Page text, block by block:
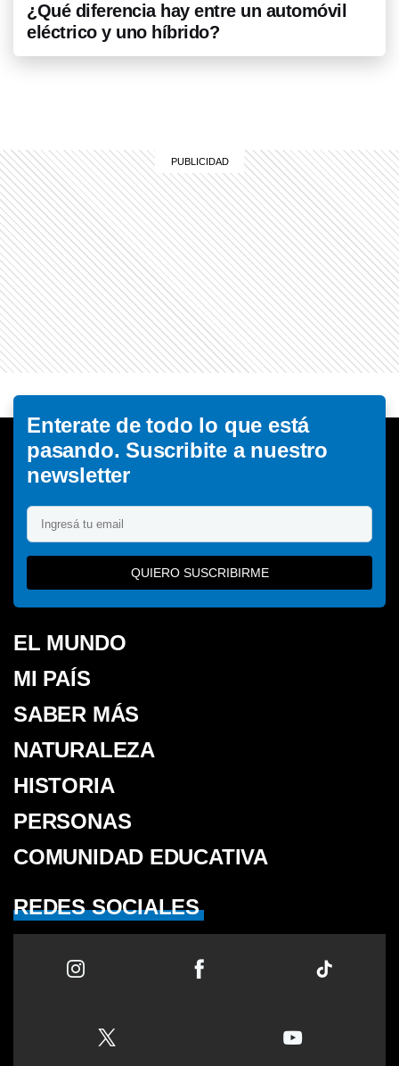
¿Qué diferencia hay entre un automóvil
eléctrico y uno híbrido?
Enterate de todo lo que está
pasando. Suscribite a nuestro
newsletter
QUIERO SUSCRIBIRME
EL MUNDO
MI PAÍS
SABER MÁS
NATURALEZA
HISTORIA
PERSONAS
COMUNIDAD EDUCATIVA
REDES SOCIALES